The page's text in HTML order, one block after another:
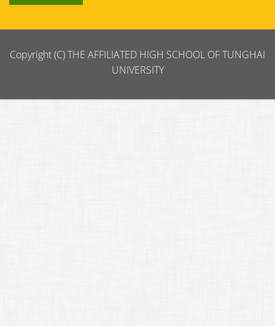
Copyright (C) THE AFFILIATED HIGH SCHOOL OF TUNGHAI
UNIVERSITY